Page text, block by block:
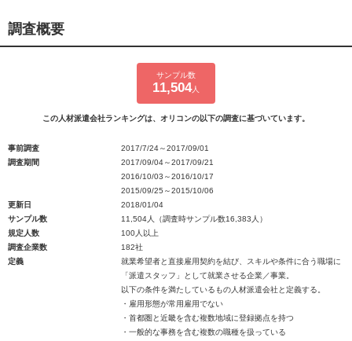
調査概要
サンプル数
11,504人
この人材派遣会社ランキングは、オリコンの以下の調査に基づいています。
事前調査
2017/7/24～2017/09/01
調査期間
2017/09/04～2017/09/21
2016/10/03～2016/10/17
2015/09/25～2015/10/06
更新日
2018/01/04
サンプル数
11,504人（調査時サンプル数16,383人）
規定人数
100人以上
調査企業数
182社
定義
就業希望者と直接雇用契約を結び、スキルや条件に合う職場に
「派遣スタッフ」として就業させる企業／事業。
以下の条件を満たしているもの人材派遣会社と定義する。
・雇用形態が常用雇用でない
・首都圏と近畿を含む複数地域に登録拠点を持つ
・一般的な事務を含む複数の職種を扱っている